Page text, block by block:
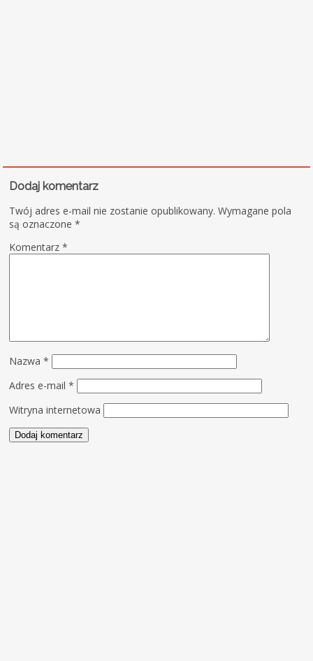
Dodaj komentarz
Twój adres e-mail nie zostanie opublikowany. Wymagane pola
są oznaczone*
Komentarz*
Nazwa*
Adres e-mail*
Witryna internetowa